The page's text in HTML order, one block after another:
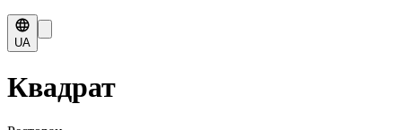
UA
Квадрат